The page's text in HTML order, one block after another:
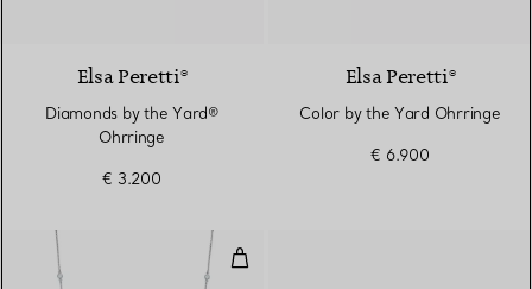
Elsa Peretti®
Diamonds by the Yard®
Ohrringe
€ 3.200
Elsa Peretti®
Color by the Yard Ohrringe
€ 6.900
Diamonds by the Yard®